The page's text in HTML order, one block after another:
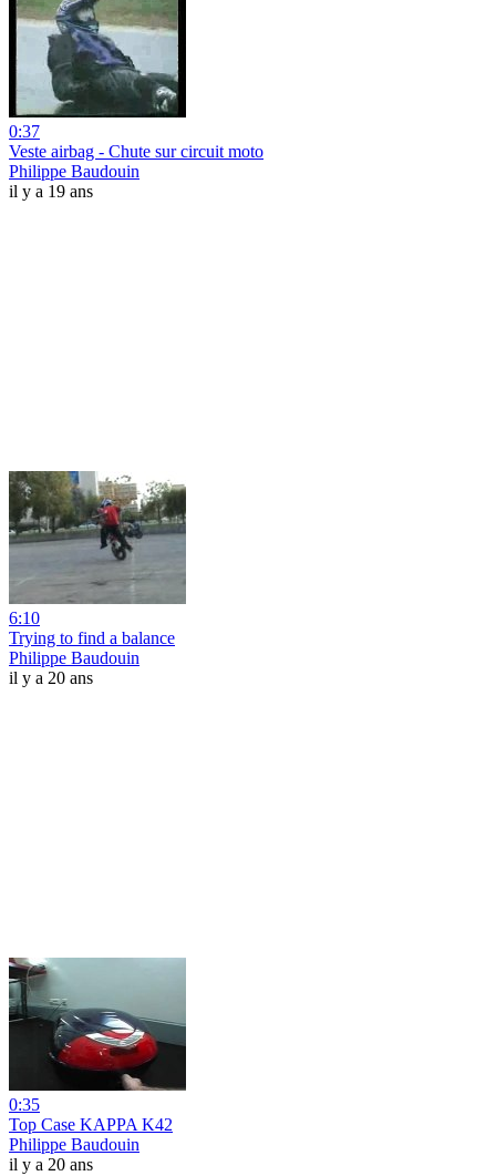
0:37
Veste airbag - Chute sur circuit moto
Philippe Baudouin
il y a 19 ans
6:10
Trying to find a balance
Philippe Baudouin
il y a 20 ans
0:35
Top Case KAPPA K42
Philippe Baudouin
il y a 20 ans